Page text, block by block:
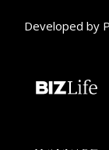
Developed by